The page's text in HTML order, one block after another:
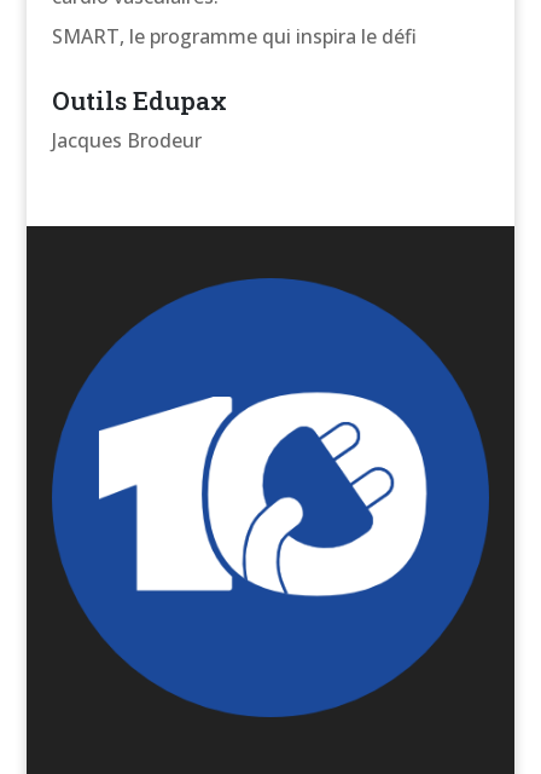
SMART, le programme qui inspira le défi
Outils Edupax
Jacques Brodeur